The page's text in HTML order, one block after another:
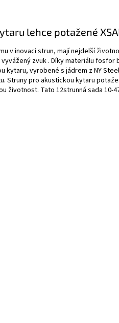
lehce potažené
v inovaci strun, mají nejdelší
zvuk . Díky materiálu fosfor
kytaru, vyrobené s jádrem z NY
Struny pro akustickou kytaru
životnost. Tato 12strunná sada 10-